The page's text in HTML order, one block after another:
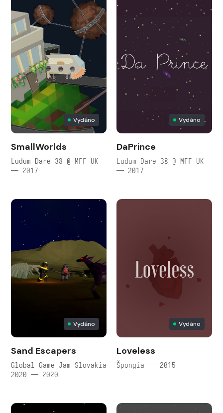
Vydáno
SmallWorlds
Ludum Dare 38 @ MFF UK
— 2017
Vydáno
DaPrince
Ludum Dare 38 @ MFF UK
— 2017
Vydáno
Sand Escapers
Global Game Jam Slovakia
2020 — 2020
Vydáno
Loveless
Špongia — 2015